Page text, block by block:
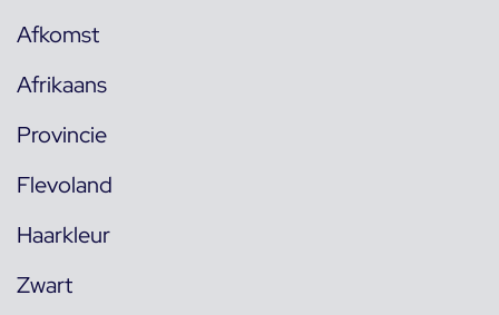
Afkomst
Afrikaans
Provincie
Flevoland
Haarkleur
Zwart